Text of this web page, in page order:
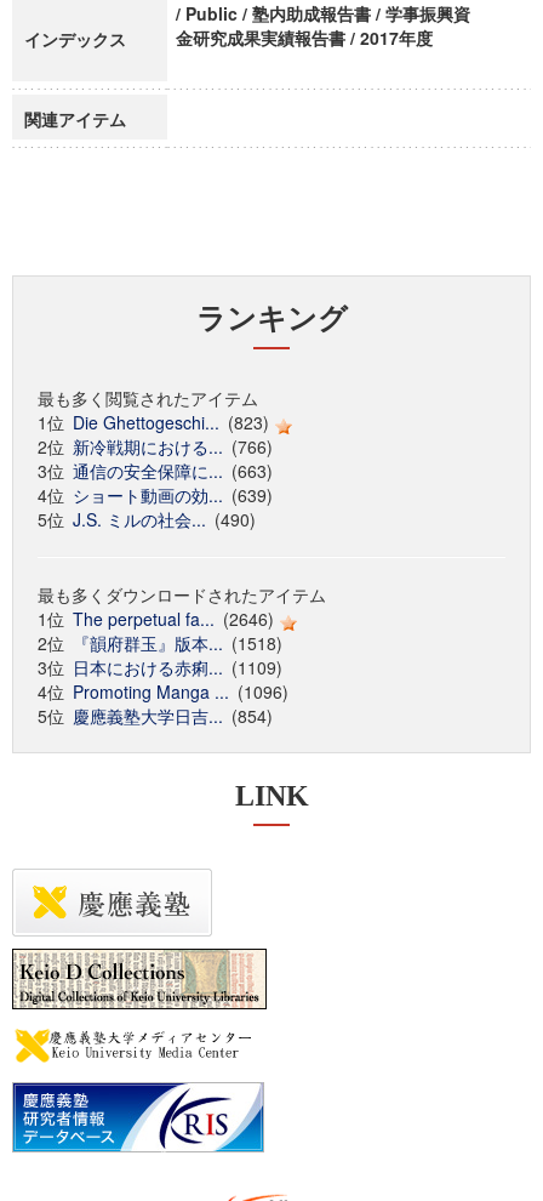
インデックス
/ Public / 塾内助成報告書 / 学事振興資
金研究成果実績報告書 / 2017年度
関連アイテム
ランキング
最も多く閲覧されたアイテム
1位 Die Ghettogeschi... (823)
2位 新冷戦期における... (766)
3位 通信の安全保障に... (663)
4位 ショート動画の効... (639)
5位 J.S. ミルの社会... (490)
最も多くダウンロードされたアイテム
1位 The perpetual fa... (2646)
2位
『韻府群玉』版本... (1518)
3位 日本における赤痢... (1109)
4位 Promoting Manga ... (1096)
5位 慶應義塾大学日吉... (854)
LINK